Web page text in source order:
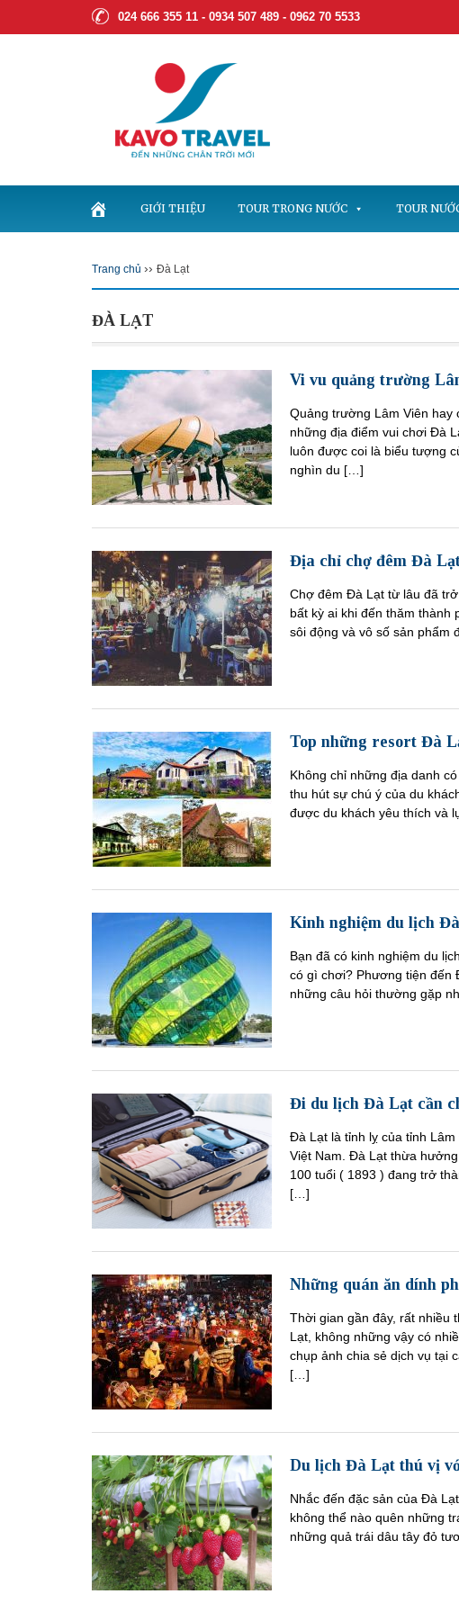
024 666 355 11 - 0934 507 489 - 0962 70 5533
GIỚI THIỆU TOUR TRONG NƯỚC TOUR
Trang chủ ›› Đà Lạt
ĐÀ LẠT
Vi vu quảng trường
Quảng trường Lâm Viên
những địa điểm vui chơi Đà
luôn được coi là biểu tượng
nghìn du […]
Địa chỉ chợ đêm Đà
Chợ đêm Đà Lạt từ lâu đã
bất kỳ ai khi đến thăm
sôi động và vô số sản phẩm
Top những resort Đà
Không chỉ những địa danh
thu hút sự chú ý của du
được du khách yêu thích và
Kinh nghiệm du lịch
Bạn đã có kinh nghiệm du
có gì chơi? Phương tiện
những câu hỏi thường gặp
Đi du lịch Đà Lạt cần
Đà Lạt là tỉnh lỵ của tỉnh
Việt Nam. Đà Lạt thừa
100 tuổi ( 1893 ) đang trở
[…]
Những quán ăn dính
Thời gian gần đây, rất nhiều
Lạt, không những vậy có
chụp ảnh chia sẻ dịch vụ tại
[…]
Du lịch Đà Lạt thú vị
Nhắc đến đặc sản của Đà
không thể nào quên những
những quả trái dâu tây đỏ